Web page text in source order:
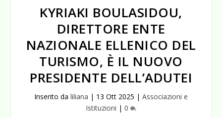
KYRIAKI BOULASIDOU,
DIRETTORE ENTE
NAZIONALE ELLENICO DEL
TURISMO, È IL NUOVO
PRESIDENTE DELL’ADUTEI
Inserito da liliana | 13 Ott 2025 | Associazioni e
Istituzioni | 0